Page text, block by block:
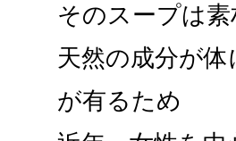
そのスープは
天然の成分が
が有るため